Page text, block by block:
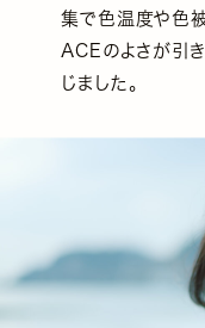
集で色温度や色
ACEのよさが引
じました。